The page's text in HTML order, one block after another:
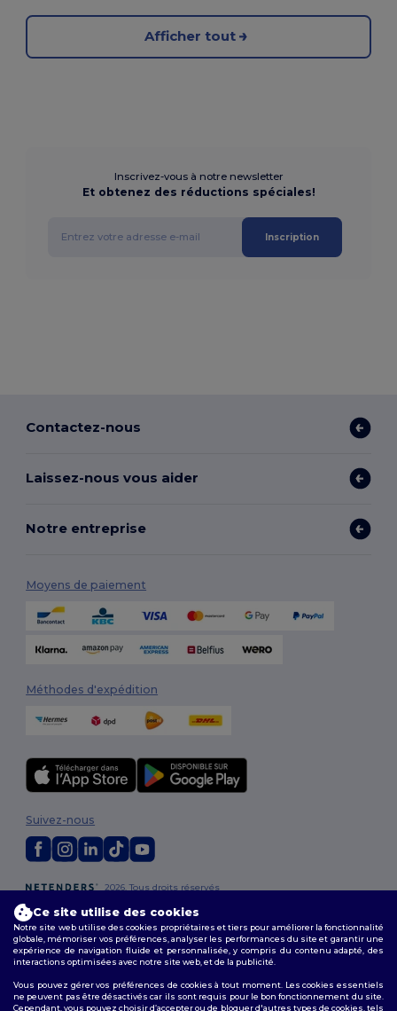
Afficher tout
Inscrivez-vous à notre newsletter
Et obtenez des réductions spéciales!
Inscription
Contactez-nous
Laissez-nous vous aider
Notre entreprise
Moyens de paiement
Méthodes d'expédition
2026. Tous droits réservés
Conditions Générales
Politique de personnalisation
Confidentialité|Politique de Cookies|
Suivez-nous
Bruxelles | Anvers| Mortsel| Malines | Lierre | Turnhout
Ce site utilise des cookies
Notre site web utilise des cookies propriétaires et tiers pour améliorer la fonctionnalité
globale, mémoriser vos préférences, analyser les performances du site et garantir une
expérience de navigation fluide et personnalisée, y compris du contenu adapté, des
interactions optimisées avec notre site web, et de la publicité.
Vous pouvez gérer vos préférences de cookies à tout moment. Les cookies essentiels
ne peuvent pas être désactivés car ils sont requis pour le bon fonctionnement du site.
Cependant, vous pouvez choisir d’accepter ou de bloquer d'autres types de cookies, tels